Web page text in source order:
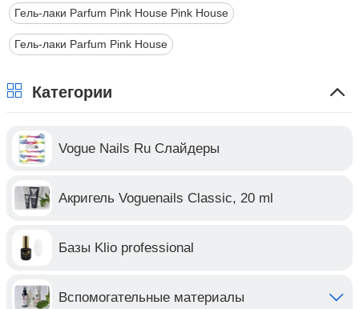
Гель-лаки Parfum Pink House Pink House
Гель-лаки Parfum Pink House
Категории
Vogue Nails Ru Слайдеры
Акригель Voguenails Classic, 20 ml
Базы Klio professional
Вспомогательные материалы